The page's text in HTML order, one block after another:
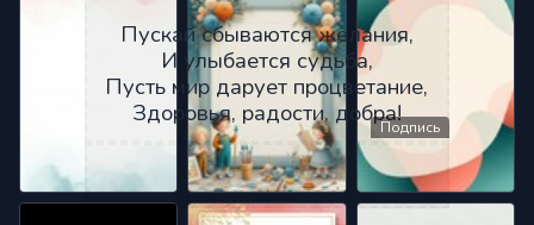
Пускай сбываются желания,
И улыбается судьба,
Пусть мир дарует процветание,
Здоровья, радости, добра!